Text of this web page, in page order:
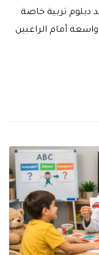
دبلوم تربية خاصة
أمام الراغبين